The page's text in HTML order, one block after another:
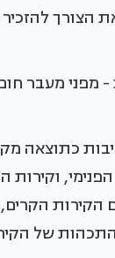
הצורך
מפני מעבר
כתוצאה
וקירות
הקירות
של